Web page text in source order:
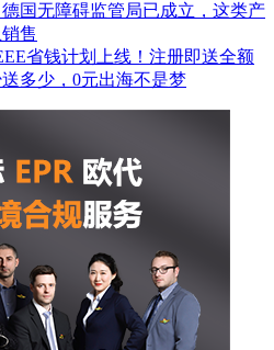
国无障碍监管局已成立，这类产
售
省钱计划上线！注册即送全额
多少，0元出海不是梦